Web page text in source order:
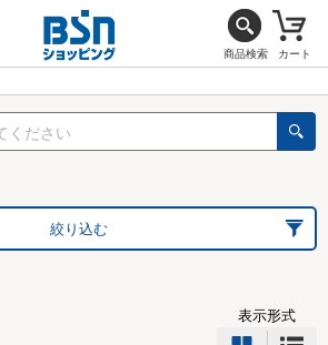
商品検索 カート
絞り込む
表示形式